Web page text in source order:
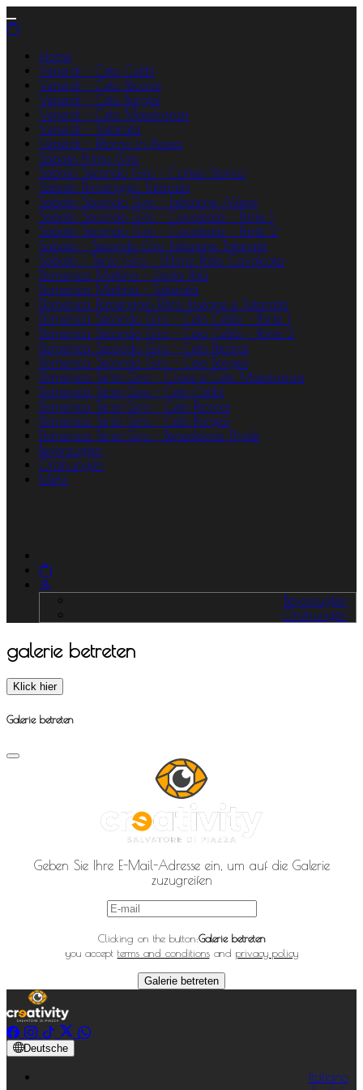
Home
Venerdì - Ceto Celibi
Venerdì - Ceto Pecorai
Venerdì - Ceto Borgesi
Venerdì - Ceto Maestranza
Venerdì - Tataratà
Venerdì - RItorno in Piazza
Sabato Primo Giro
Sabato Secondo Giro - Corteo Storico
Sabato Pomeriggio Tataratà
Sabato Secondo Giro - Esibizione Alfiere
Sabato Secondo Giro - Cavalcata - Parte 1
Sabato Secondo Giro - Cavalcata - Parte 2
Sabato - Secondo Giro Esibizione Tataratà
Sabato - Terzo Giro - Ultimo Posto Cavalcata
Domenica Mattina - Uscita Palii
Domenica Mattina - Tataratà
Domenica Pomeriggio Ritiro Insegne e Tataratà
Domenica Secondo Giro - Ceto Celibi - Parte 1
Domenica Secondo Giro - Ceto Celibi - Parte 2
Domenica Secondo Giro - Ceto Pecorai
Domenica Secondo Giro - Ceto Borgesi
Domenica Terzo Giro - Croce e Ceto Maestranza
Domenica Terzo Giro - Ceto Celibi
Domenica Terzo Giro - Ceto Pecorai
Domenica Terzo Giro - Ceto Borgesi
Domenica Terzo Giro - Benedizione FInale
Bevorzugten
Ordnungen
Mehr
Bevorzugten
Ordnungen
galerie betreten
Klick hier
Galerie betreten
Geben Sie Ihre E-Mail-Adresse ein, um auf die Galerie
zuzugreifen
Clicking on the button:Galerie betreten
you accept terms and conditionsand privacy policy
Galerie betreten
Deutsche
Italiano